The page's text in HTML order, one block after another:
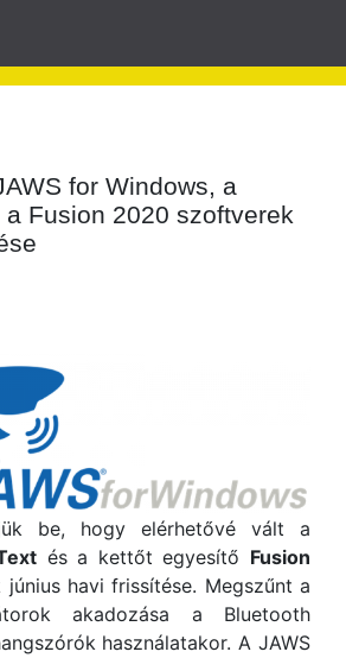
for Windows, a
a Fusion 2020 szoftverek
be, hogy elérhetővé vált a
és a kettőt egyesítő Fusion
havi frissítése. Megszűnt a
akadozása a Bluetooth
használatakor. A JAWS